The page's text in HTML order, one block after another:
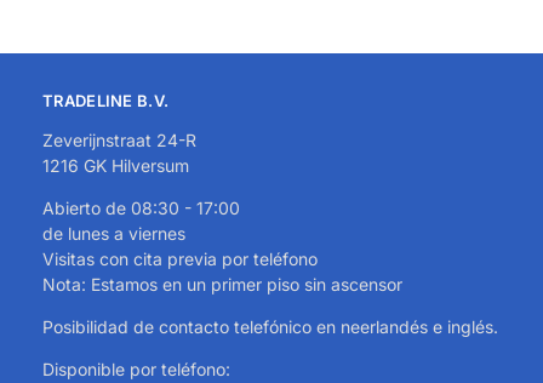
TRADELINE B.V.
Zeverijnstraat 24-R
1216 GK Hilversum
Abierto de 08:30 - 17:00
de lunes a viernes
Visitas con cita previa por teléfono
Nota: Estamos en un primer piso sin ascensor
Posibilidad de contacto telefónico en neerlandés e inglés.
Disponible por teléfono: